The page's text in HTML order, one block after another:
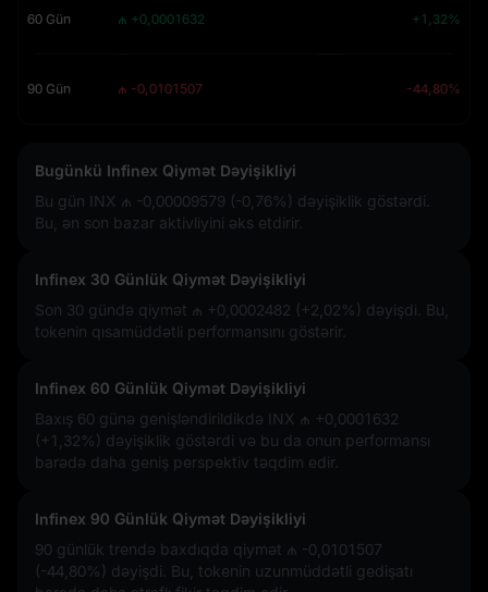
60 Gün ₼ +0,0001632 +1,32%
90 Gün ₼ -0,0101507 -44,80%
Bugünkü Infinex Qiymət Dəyişikliyi
Bu gün INX ₼ -0,00009579 (-0,76%) dəyişiklik göstərdi.
Bu, ən son bazar aktivliyini əks etdirir.
Infinex 30 Günlük Qiymət Dəyişikliyi
Son 30 gündə qiymət ₼ +0,0002482 (+2,02%) dəyişdi. Bu,
tokenin qısamüddətli performansını göstərir.
Infinex 60 Günlük Qiymət Dəyişikliyi
Baxış 60 günə genişləndirildikdə INX ₼ +0,0001632
(+1,32%) dəyişiklik göstərdi və bu da onun performansı
barədə daha geniş perspektiv təqdim edir.
Infinex 90 Günlük Qiymət Dəyişikliyi
90 günlük trendə baxdıqda qiymət ₼ -0,0101507
(-44,80%) dəyişdi. Bu, tokenin uzunmüddətli gedişatı